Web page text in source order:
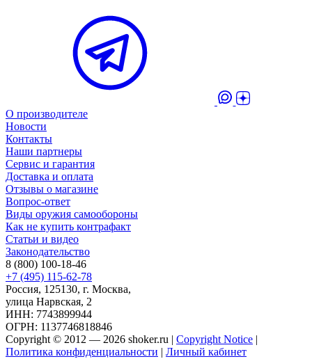
О производителе
Новости
Контакты
Наши партнеры
Сервис и гарантия
Доставка и оплата
Отзывы о магазине
Вопрос-ответ
Виды оружия самообороны
Как не купить контрафакт
Статьи и видео
Законодательство
8 (800) 100-18-46
+7 (495) 115-62-78
Россия, 125130, г. Москва,
улица Нарвская, 2
ИНН: 7743899944
ОГРН: 1137746818846
Copyright © 2012 — 2026 shoker.ru | Copyright Notice |
Политика конфиденциальности | Личный кабинет